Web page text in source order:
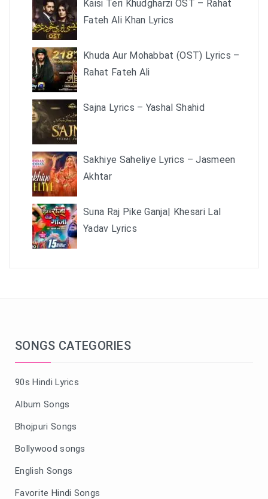
Kaisi Teri Khudgharzi OST – Rahat
Fateh Ali Khan Lyrics
Khuda Aur Mohabbat (OST) Lyrics –
Rahat Fateh Ali
Sajna Lyrics – Yashal Shahid
Sakhiye Saheliye Lyrics – Jasmeen
Akhtar
Suna Raj Pike Ganja| Khesari Lal
Yadav Lyrics
SONGS CATEGORIES
90s Hindi Lyrics
Album Songs
Bhojpuri Songs
Bollywood songs
English Songs
Favorite Hindi Songs